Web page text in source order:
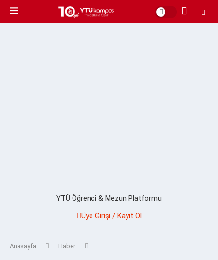
YTÜ Öğrenci & Mezun Platformu
Üye Girişi / Kayıt Ol
Anasayfa Haber